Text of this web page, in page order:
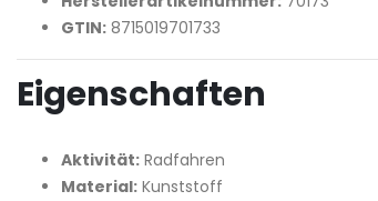
GTIN: 8715019701733
Eigenschaften
Aktivität: Radfahren
Material: Kunststoff